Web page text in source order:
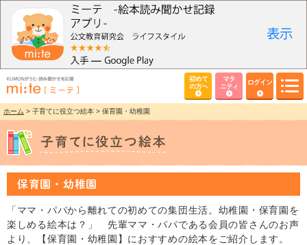
初めて
の方へ
マタ
ニティ
ログイン
ホーム > 子育てに役立つ絵本 > 保育園・幼稚園
保育園・幼稚園
「ママ・パパから離れての初めての集団生活。幼稚園・保育園を
楽しめる絵本は？」 先輩ママ・パパである会員の皆さんのお声
より、【保育園・幼稚園】におすすめの絵本をご紹介します。